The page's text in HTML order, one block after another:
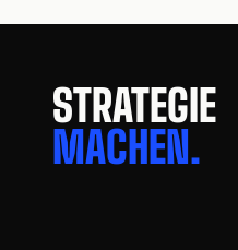
STRATEGIE
MACHEN.